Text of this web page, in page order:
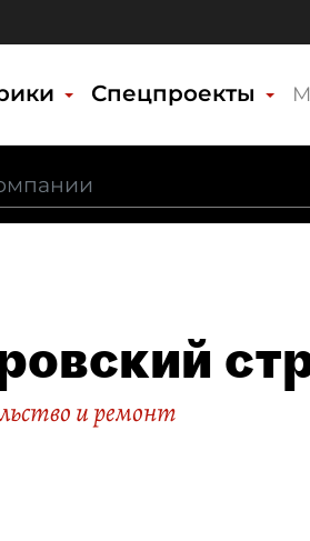
Спецпроекты
и ремонт